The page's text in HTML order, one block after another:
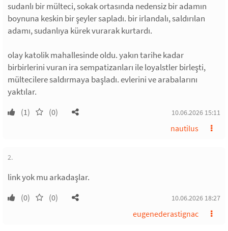
sudanlı bir mülteci, sokak ortasında nedensiz bir adamın
boynuna keskin bir şeyler sapladı. bir irlandalı, saldırılan
adamı, sudanlıya kürek vurarak kurtardı.
olay katolik mahallesinde oldu. yakın tarihe kadar
birbirlerini vuran ira sempatizanları ile loyalstler birleşti,
mültecilere saldırmaya başladı. evlerini ve arabalarını
yaktılar.
(1) (0) 10.06.2026 15:11
nautilus
2.
link yok mu arkadaşlar.
(0) (0) 10.06.2026 18:27
eugenederastignac